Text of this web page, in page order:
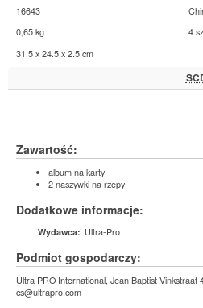
16643
0,65 kg
4
31.5 x 24.5 x 2.5 cm
Zawartość:
album na karty
2 naszywki na rzepy
Dodatkowe informacje:
Wydawca: Ultra-Pro
Podmiot gospodarczy:
Ultra PRO International, Jean Baptist Vinkstraat
cs@ultrapro.com